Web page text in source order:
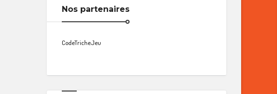
Nos partenaires
CodeTricheJeu